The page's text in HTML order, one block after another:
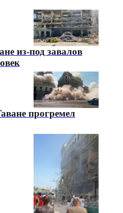
из-под завалов
прогремел